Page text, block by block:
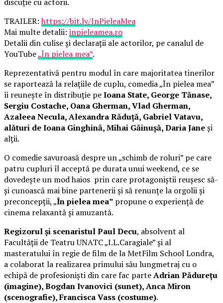
TRAILER:https://bit.ly/InPieleaMea
Mai multe detalii: inpieleamea.ro
Detalii din culise și declarații ale actorilor, pe canalul de
YouTube„În pielea mea”.
Reprezentativă pentru modul în care majoritatea tinerilor
se raportează la relațiile de cuplu, comedia „În pielea mea”
îi reunește în distribuție peIoana State, George Tănase,
Sergiu Costache, Oana Gherman, Vlad Gherman,
Azaleea Necula, Alexandra Răduță, Gabriel Vatavu,
alături de Ioana Ginghină, Mihai Găinușă, Daria Janeși
alții.
O comedie savuroasă despre un „schimb de roluri” pe care
patru cupluri îl acceptă pe durata unui weekend, ce se
dovedește un mod haios prin care protagoniștii reușesc să-
și cunoască mai bine partenerii și să renunțe la orgolii și
preconcepții, „În pielea mea” propune o experiență de
cinema relaxantă și amuzantă.
Regizorul și scenaristul Paul Decu, absolvent al
Facultății de Teatru UNATC „I.L.Caragiale” și al
masteratului în regie de film de la MetFilm School Londra,
a colaborat la realizarea primului său lungmetraj cu o
echipă de profesioniști din care fac parteAdrian Pădurețu
(imagine), Bogdan Ivanovici (sunet), Anca Miron
(scenografie), Francisca Vass (costume).